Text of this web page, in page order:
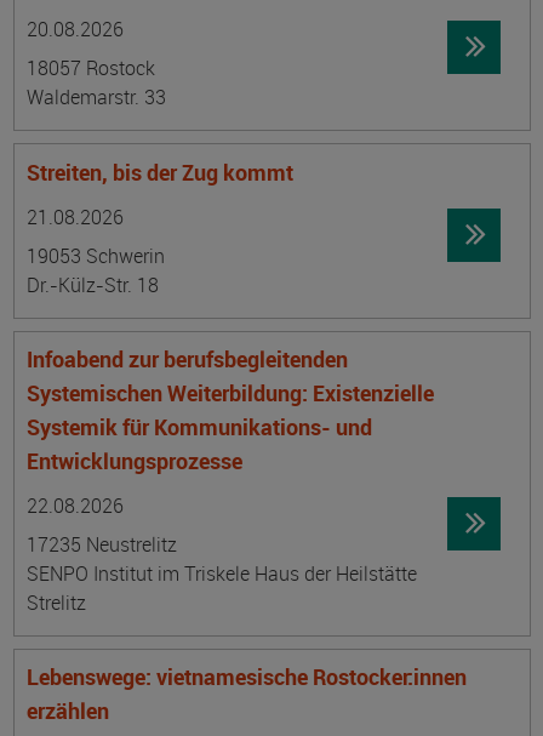
20.08.2026
18057 Rostock
Waldemarstr. 33
Streiten, bis der Zug kommt
21.08.2026
19053 Schwerin
Dr.-Külz-Str. 18
Infoabend zur berufsbegleitenden
Systemischen Weiterbildung: Existenzielle
Systemik für Kommunikations- und
Entwicklungsprozesse
22.08.2026
17235 Neustrelitz
SENPO Institut im Triskele Haus der Heilstätte
Strelitz
Lebenswege: vietnamesische Rostocker:innen
erzählen